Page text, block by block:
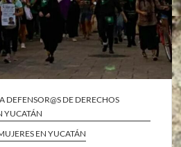
DEFENSOR@S DE DERECHOS
YUCATÁN
EN YUCATÁN